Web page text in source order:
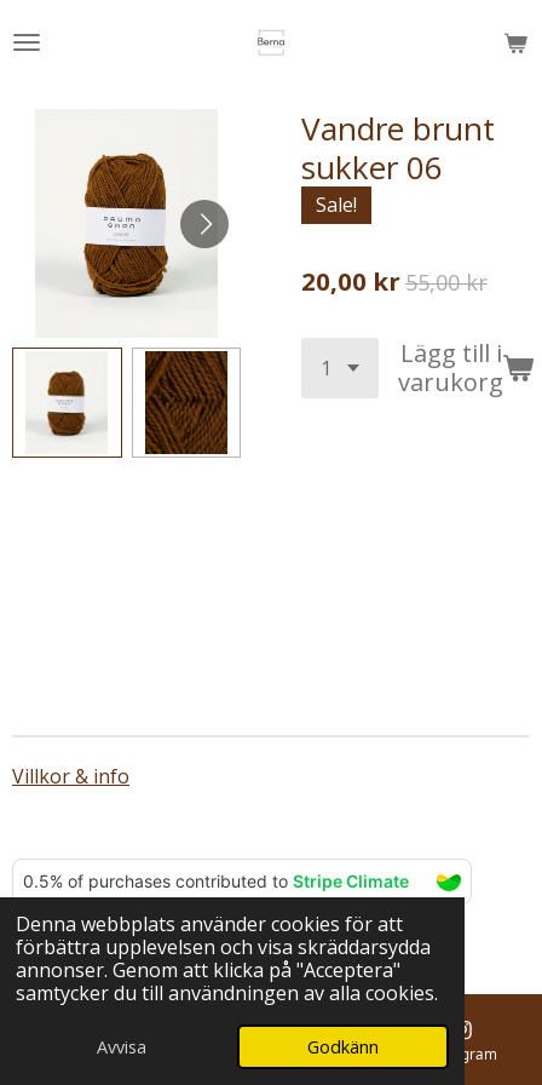
Denna webbplats använder cookies för att
förbättra upplevelsen och visa skräddarsydda
annonser. Genom att klicka på "Acceptera"
samtycker du till användningen av alla cookies.
Avvisa Godkänn
till
Vandre brunt
sukker 06
Sale!
20,00 kr55,00 kr
Lägg till i
varukorg
Villkor & info
© 2025 - 2026 BERNA hantverk
Drivs avWebador
Karta Instagram